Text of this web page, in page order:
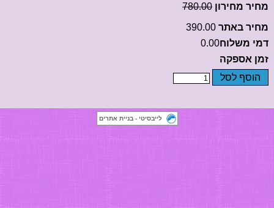
מחיר מחירון 780.00
מחיר באתר 390.00
דמי משלוח0.00
זמן אספקה
הוסף לסל
לייבסיטי - בניית אתרים